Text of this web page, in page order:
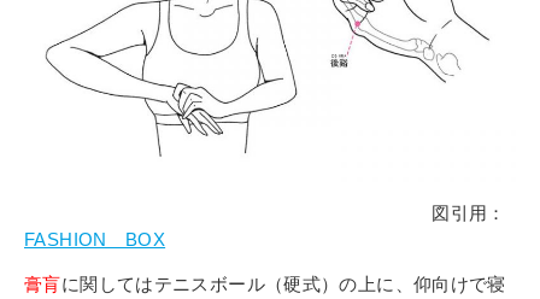
図引用：
FASHION BOX
膏肓に関してはテニスボール（硬式）の上に、仰向けで寝